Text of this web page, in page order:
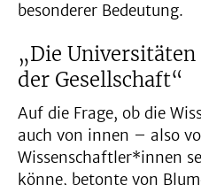
besonderer Bedeutung.
„Die
der Gesellschaft“
Auf die Frage, ob die
auch von innen – also
Wissenschaftler*innen
könne, betonte von